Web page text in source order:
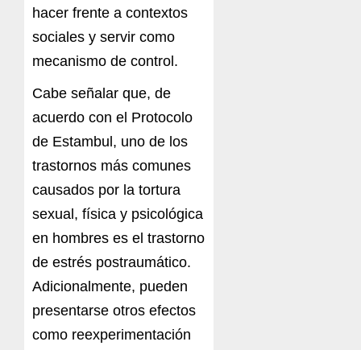
hacer frente a contextos
sociales y servir como
mecanismo de control.
Cabe señalar que, de
acuerdo con el Protocolo
de Estambul, uno de los
trastornos más comunes
causados por la tortura
sexual, física y psicológica
en hombres es el trastorno
de estrés postraumático.
Adicionalmente, pueden
presentarse otros efectos
como reexperimentación